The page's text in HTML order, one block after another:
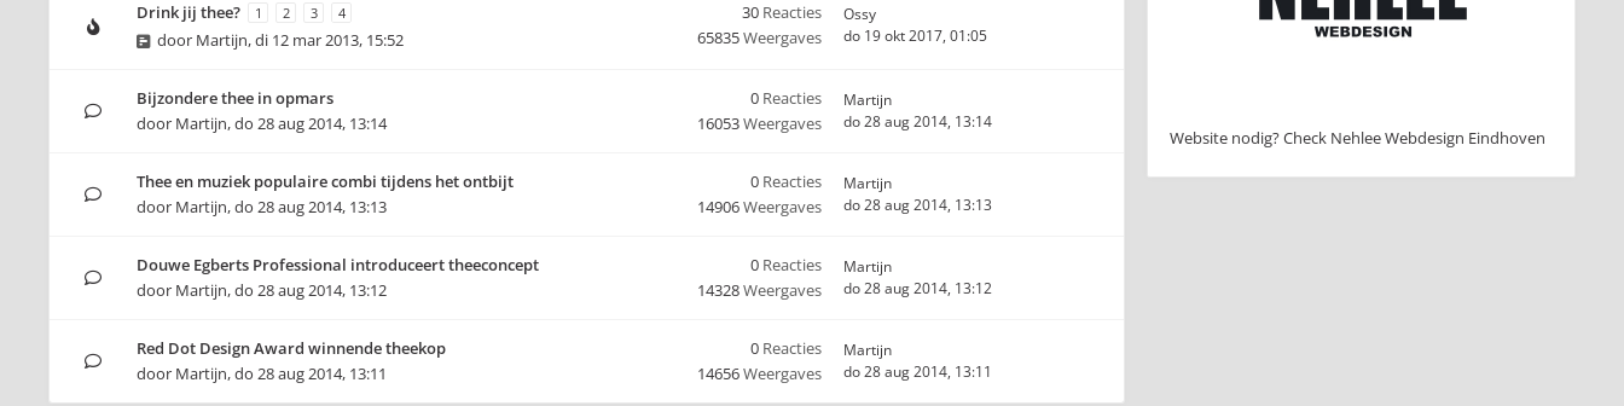
Drink jij thee? 1 2 3 4
door Martijn,di 12 mar 2013, 15:52
30 Reacties
65835Weergaves
Ossy
do 19 okt 2017, 01:05
Bijzondere thee in opmars
door Martijn,do 28 aug 2014, 13:14
0 Reacties
16053Weergaves
Martijn
do 28 aug 2014, 13:14
Thee en muziek populaire combi tijdens het ontbijt
door Martijn,do 28 aug 2014, 13:13
0 Reacties
14906Weergaves
Martijn
do 28 aug 2014, 13:13
Douwe Egberts Professional introduceert theeconcept
door Martijn,do 28 aug 2014, 13:12
0 Reacties
14328Weergaves
Martijn
do 28 aug 2014, 13:12
Red Dot Design Award winnende theekop
door Martijn,do 28 aug 2014, 13:11
0 Reacties
14656Weergaves
Martijn
do 28 aug 2014, 13:11
Website nodig? Check Nehlee Webdesign Eindhoven